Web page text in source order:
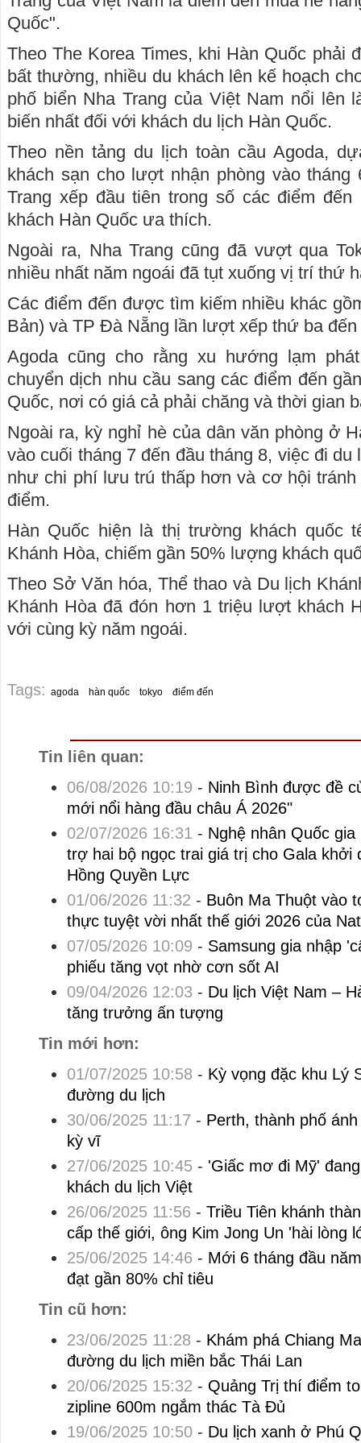
Quốc".
Theo The Korea Times, khi Hàn Quốc phải
bất thường, nhiều du khách lên kế hoạch
phố biển Nha Trang của Việt Nam nổi lên
biến nhất đối với khách du lịch Hàn Quốc.
Theo nền tảng du lịch toàn cầu Agoda,
khách sạn cho lượt nhận phòng vào tháng
Trang xếp đầu tiên trong số các điểm
khách Hàn Quốc ưa thích.
Ngoài ra, Nha Trang cũng đã vượt qua
nhiều nhất năm ngoái đã tụt xuống vị trí thứ
Các điểm đến được tìm kiếm nhiều khác
Bản) và TP Đà Nẵng lần lượt xếp thứ ba
Agoda cũng cho rằng xu hướng lạm
chuyển dịch nhu cầu sang các điểm đến
Quốc, nơi có giá cả phải chăng và thời gian
Ngoài ra, kỳ nghỉ hè của dân văn phòng ở
vào cuối tháng 7 đến đầu tháng 8, việc đi
như chi phí lưu trú thấp hơn và cơ hội
điểm.
Hàn Quốc hiện là thị trường khách quốc
Khánh Hòa, chiếm gần 50% lượng khách
Theo Sở Văn hóa, Thể thao và Du lịch
Khánh Hòa đã đón hơn 1 triệu lượt khách
với cùng kỳ năm ngoái.
Tags: agoda hàn quốc tokyo điểm đến
Tin liên quan:
06/08/2026 10:19 - Ninh Bình được đề
mới nổi hàng đầu châu Á 2026"
02/07/2026 16:31 - Nghệ nhân Quốc
trợ hai bộ ngọc trai giá trị cho Gala khởi
Hồng Quyền Lực
01/06/2026 11:32 - Buôn Ma Thuột vào
thực tuyệt vời nhất thế giới 2026 của
07/05/2026 10:09 - Samsung gia nhập
phiếu tăng vọt nhờ cơn sốt AI
09/04/2026 12:03 - Du lịch Việt Nam –
tăng trưởng ấn tượng
Tin mới hơn:
01/07/2025 10:58 - Kỳ vọng đặc khu Lý
đường du lịch
30/06/2025 11:17 - Perth, thành phố
kỳ vĩ
27/06/2025 10:45- 'Giấc mơ đi Mỹ'
khách du lịch Việt
26/06/2025 11:56 - Triều Tiên khánh
cấp thế giới, ông Kim Jong Un 'hài lòng
25/06/2025 14:46 - Mới 6 tháng đầu
đạt gần 80% chỉ tiêu
Tin cũ hơn:
23/06/2025 11:28 - Khám phá Chiang
đường du lịch miền bắc Thái Lan
20/06/2025 15:32 - Quảng Trị thí điểm
zipline 600m ngắm thác Tà Đủ
19/06/2025 10:50- Du lịch xanh ở Phú